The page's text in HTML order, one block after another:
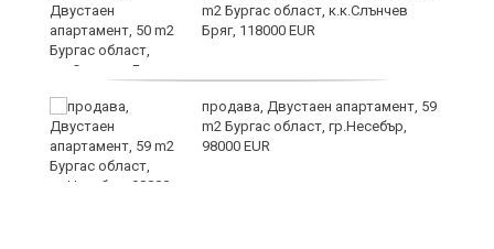
m2 Бургас област, к.к.Слънчев
Бряг, 118000 EUR
продава, Двустаен апартамент, 59
m2 Бургас област, гр.Несебър,
98000 EUR